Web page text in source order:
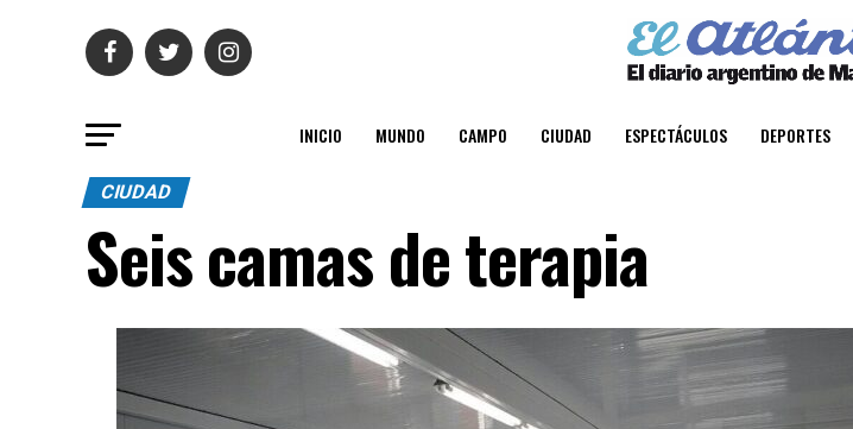
INICIO MUNDO CAMPO CIUDAD ESPECTÁCULOS DEPORTES
CIUDAD
Seis camas de terapia